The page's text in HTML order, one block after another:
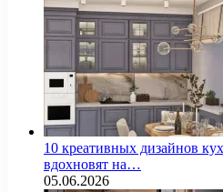
10 креативных дизайнов
вдохновят на…
05.06.2026